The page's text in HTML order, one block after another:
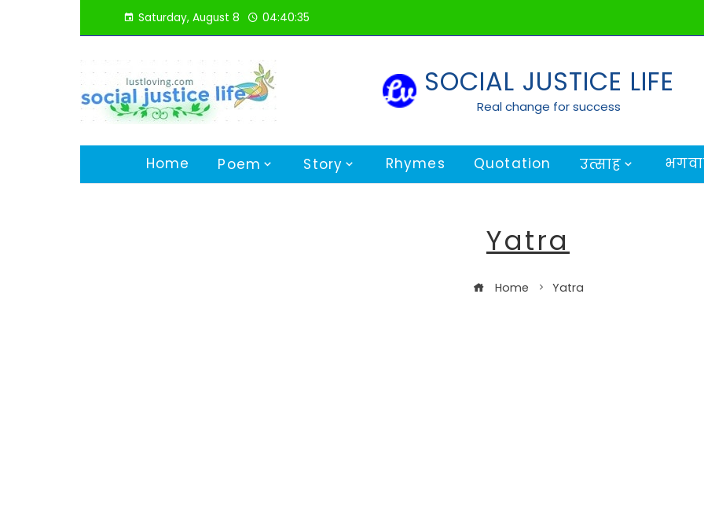
Saturday, August 8 04:40:36
SOCIAL JUSTICE LIFE
Real change for success
Home Poem Story Rhymes Quotation उत्साह
Yatra
Home Yatra